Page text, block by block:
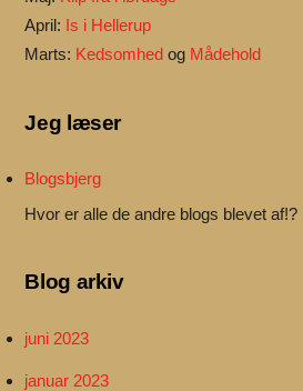
April: Is i Hellerup
Marts: Kedsomhed og Mådehold
Jeg læser
Blogsbjerg
Hvor er alle de andre blogs blevet af!?
Blog arkiv
juni 2023
januar 2023